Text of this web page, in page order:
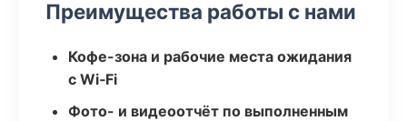
Преимущества работы с нами
Кофе-зона и рабочие места ожидания
с Wi‑Fi
Фото- и видеоотчёт по выполненным